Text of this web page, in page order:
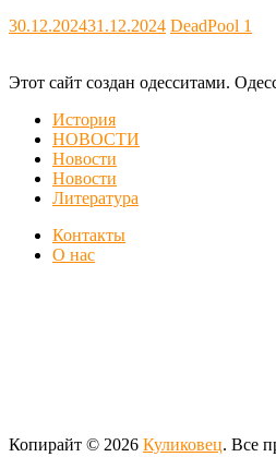
30.12.202431.12.2024 DeadPool 1
Этот сайт создан одесситами.
История
НОВОСТИ
Новости
Новости
Литература
Контакты
О нас
Копирайт © 2026 Куликовец. Все